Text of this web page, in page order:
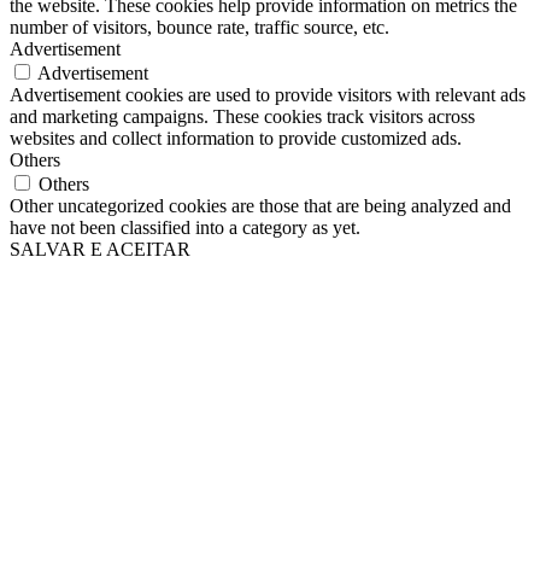
the website. These cookies help provide information on metrics the
number of visitors, bounce rate, traffic source, etc.
Advertisement
Advertisement
Advertisement cookies are used to provide visitors with relevant ads
and marketing campaigns. These cookies track visitors across
websites and collect information to provide customized ads.
Others
Others
Other uncategorized cookies are those that are being analyzed and
have not been classified into a category as yet.
SALVAR E ACEITAR